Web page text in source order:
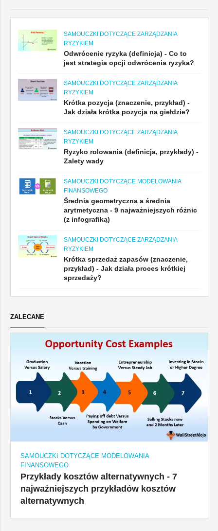
SAMOUCZKI DOTYCZĄCE ZARZĄDZANIA
RYZYKIEM
Odwrócenie ryzyka (definicja) - Co to
jest strategia opcji odwrócenia ryzyka?
SAMOUCZKI DOTYCZĄCE ZARZĄDZANIA
RYZYKIEM
Krótka pozycja (znaczenie, przykład) -
Jak działa krótka pozycja na giełdzie?
SAMOUCZKI DOTYCZĄCE ZARZĄDZANIA
RYZYKIEM
Ryzyko rolowania (definicja, przykłady) -
Zalety wady
SAMOUCZKI DOTYCZĄCE MODELOWANIA
FINANSOWEGO
Średnia geometryczna a średnia
arytmetyczna - 9 najważniejszych różnic
(z infografiką)
SAMOUCZKI DOTYCZĄCE ZARZĄDZANIA
RYZYKIEM
Krótka sprzedaż zapasów (znaczenie,
przykład) - Jak działa proces krótkiej
sprzedaży?
ZALECANE
SAMOUCZKI DOTYCZĄCE MODELOWANIA
FINANSOWEGO
Przykłady kosztów alternatywnych - 7
najważniejszych przykładów kosztów
alternatywnych